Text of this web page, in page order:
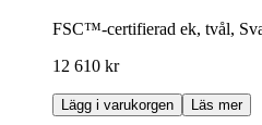
FSC™-certifierad ek, tvål,
12 610 kr
Lägg i varukorgen Läs mer